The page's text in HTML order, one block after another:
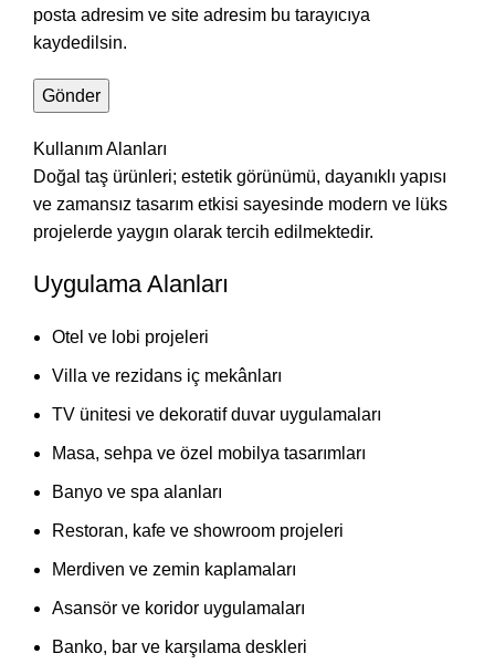
posta adresim ve site adresim bu tarayıcıya
kaydedilsin.
Kullanım Alanları
Doğal taş ürünleri; estetik görünümü, dayanıklı yapısı
ve zamansız tasarım etkisi sayesinde modern ve lüks
projelerde yaygın olarak tercih edilmektedir.
Uygulama Alanları
Otel ve lobi projeleri
Villa ve rezidans iç mekânları
TV ünitesi ve dekoratif duvar uygulamaları
Masa, sehpa ve özel mobilya tasarımları
Banyo ve spa alanları
Restoran, kafe ve showroom projeleri
Merdiven ve zemin kaplamaları
Asansör ve koridor uygulamaları
Banko, bar ve karşılama deskleri